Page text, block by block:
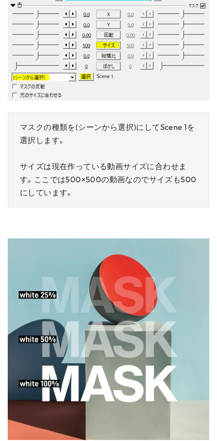
マスクの種類を(シーンから選択)にしてScene 1を
選択します。
サイズは現在作っている動画サイズに合わせま
す。ここでは500×500の動画なのでサイズも500
にしています。